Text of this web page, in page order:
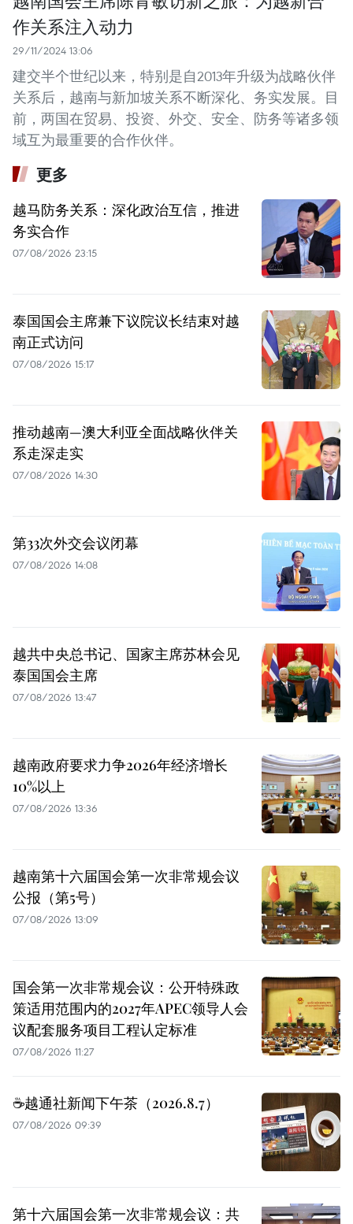
作关系注入动力
29/11/2024 13:06
建交半个世纪以来，特别是自2013年升级为战略伙伴
关系后，越南与新加坡关系不断深化、务实发展。目
前，两国在贸易、投资、外交、安全、防务等诸多领
域互为最重要的合作伙伴。
更多
越马防务关系：深化政治互信，推进
务实合作
07/08/2026 23:15
泰国国会主席兼下议院议长结束对越
南正式访问
07/08/2026 15:17
推动越南—澳大利亚全面战略伙伴关
系走深走实
07/08/2026 14:30
第33次外交会议闭幕
07/08/2026 14:08
越共中央总书记、国家主席苏林会见
泰国国会主席
07/08/2026 13:47
越南政府要求力争2026年经济增长
10%以上
07/08/2026 13:36
越南第十六届国会第一次非常规会议
公报（第5号）
07/08/2026 13:09
国会第一次非常规会议：公开特殊政
策适用范围内的2027年APEC领导人会
议配套服务项目工程认定标准
07/08/2026 11:27
☕️越通社新闻下午茶（2026.8.7）
07/08/2026 09:39
第十六届国会第一次非常规会议：共